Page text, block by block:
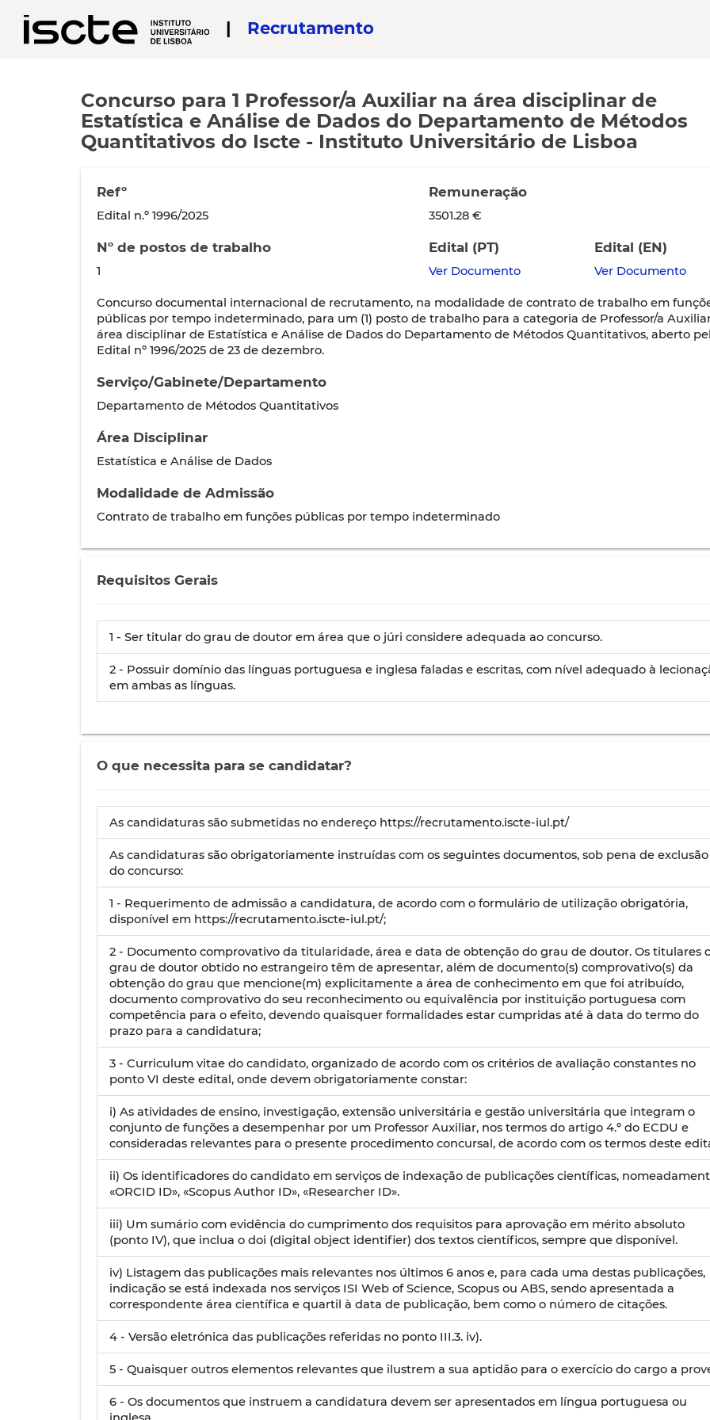
| Recrutamento
Concurso para 1 Professor/a Auxiliar na área disciplinar de
Estatística e Análise de Dados do Departamento de Métodos
Quantitativos do Iscte - Instituto Universitário de Lisboa
Refº
Edital n.º 1996/2025
Remuneração
3501.28 €
Nº de postos de trabalho
1
Edital (PT)
Ver Documento
Edital (EN)
Ver Documento
Concurso documental internacional de recrutamento, na modalidade de contrato de trabalho em
públicas por tempo indeterminado, para um (1) posto de trabalho para a categoria de Professor/a
área disciplinar de Estatística e Análise de Dados do Departamento de Métodos Quantitativos, aberto
Edital nº 1996/2025 de 23 de dezembro.
Serviço/Gabinete/Departamento
Departamento de Métodos Quantitativos
Área Disciplinar
Estatística e Análise de Dados
Modalidade de Admissão
Contrato de trabalho em funções públicas por tempo indeterminado
Requisitos Gerais
1 - Ser titular do grau de doutor em área que o júri considere adequada ao concurso.
2 - Possuir domínio das línguas portuguesa e inglesa faladas e escritas, com nível adequado à
em ambas as línguas.
O que necessita para se candidatar?
As candidaturas são submetidas no endereço https://recrutamento.iscte-iul.pt/
As candidaturas são obrigatoriamente instruídas com os seguintes documentos, sob pena de exclusão
do concurso:
1 - Requerimento de admissão a candidatura, de acordo com o formulário de utilização obrigatória,
disponível em https://recrutamento.iscte-iul.pt/;
2 - Documento comprovativo da titularidade, área e data de obtenção do grau de doutor. Os titulares
grau de doutor obtido no estrangeiro têm de apresentar, além de documento(s) comprovativo(s) da
obtenção do grau que mencione(m) explicitamente a área de conhecimento em que foi atribuído,
documento comprovativo do seu reconhecimento ou equivalência por instituição portuguesa com
competência para o efeito, devendo quaisquer formalidades estar cumpridas até à data do termo do
prazo para a candidatura;
3 - Curriculum vitae do candidato, organizado de acordo com os critérios de avaliação constantes no
ponto VI deste edital, onde devem obrigatoriamente constar:
i) As atividades de ensino, investigação, extensão universitária e gestão universitária que integram o
conjunto de funções a desempenhar por um Professor Auxiliar, nos termos do artigo 4.º do ECDU e
consideradas relevantes para o presente procedimento concursal, de acordo com os termos deste
ii) Os identificadores do candidato em serviços de indexação de publicações científicas,
«ORCID ID», «Scopus Author ID», «Researcher ID».
iii) Um sumário com evidência do cumprimento dos requisitos para aprovação em mérito absoluto
(ponto IV), que inclua o doi (digital object identifier) dos textos científicos, sempre que disponível.
iv) Listagem das publicações mais relevantes nos últimos 6 anos e, para cada uma destas publicações,
indicação se está indexada nos serviços ISI Web of Science, Scopus ou ABS, sendo apresentada a
correspondente área científica e quartil à data de publicação, bem como o número de citações.
4 - Versão eletrónica das publicações referidas no ponto III.3. iv).
5 - Quaisquer outros elementos relevantes que ilustrem a sua aptidão para o exercício do cargo a
6 - Os documentos que instruem a candidatura devem ser apresentados em língua portuguesa ou